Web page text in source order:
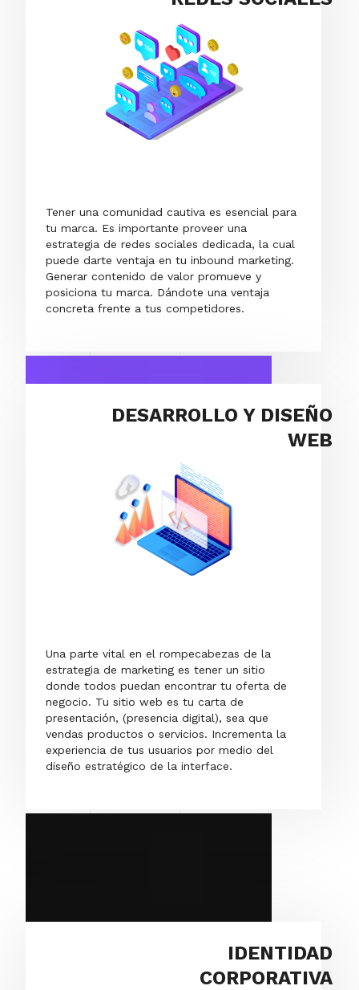
Tener una comunidad cautiva es esencial para
tu marca. Es importante proveer una
estrategia de redes sociales dedicada, la cual
puede darte ventaja en tu inbound marketing.
Generar contenido de valor promueve y
posiciona tu marca. Dándote una ventaja
concreta frente a tus competidores.
DESARROLLO Y DISEÑO
WEB
Una parte vital en el rompecabezas de la
estrategia de marketing es tener un sitio
donde todos puedan encontrar tu oferta de
negocio. Tu sitio web es tu carta de
presentación, (presencia digital), sea que
vendas productos o servicios. Incrementa la
experiencia de tus usuarios por medio del
diseño estratégico de la interface.
IDENTIDAD
CORPORATIVA